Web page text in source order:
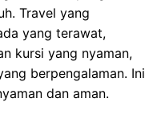
Travel yang
yang terawat,
kursi yang nyaman,
berpengalaman. Ini
dan aman.